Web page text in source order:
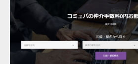
更新日： 2023.03.10
認知症疾患医療センタ